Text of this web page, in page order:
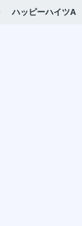
ハッピーハイツA